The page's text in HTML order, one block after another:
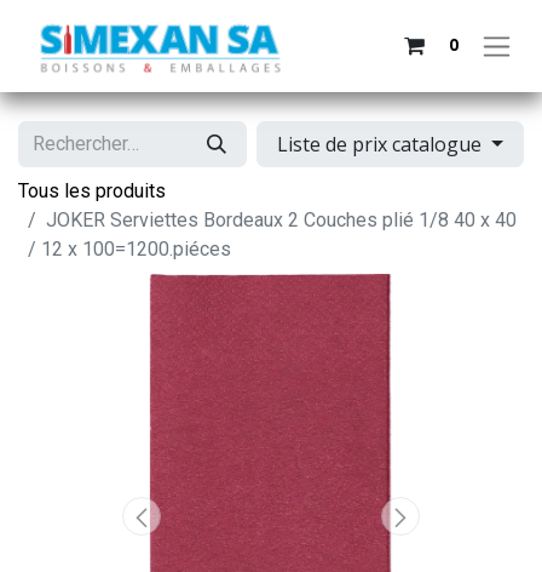
0
Liste de prix catalogue
Tous les produits
JOKER Serviettes Bordeaux 2 Couches plié 1/8 40 x 40
/ 12 x 100=1200.piéces